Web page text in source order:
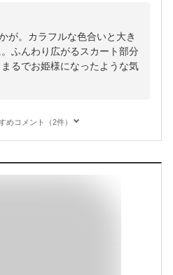
が。カラフルな色合いと大き
ふんわり広がるスカート部分
るでお姫様になったような気
めコメント（2件）